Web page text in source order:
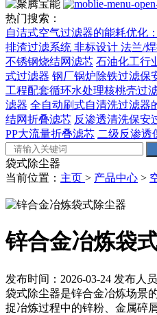
热门搜索：
自洁式空气过滤器的能耗优化
排渣过滤系统 非标设计 法兰/
不锈钢烧结网滤芯 石油化工行
式过滤器 钢厂锅炉除铁过滤保
工程配套循环水处理核桃壳过
滤器 全自动刷式自清洗过滤器
结网折叠滤芯 反渗透清洗保安
PP大流量折叠滤芯 二级反渗透
袋式除尘器
当前位置： 主页 > 产品中心 >
锌合金冶炼袋
发布时间：2026-03-24 发布人
袋式除尘器是锌合金冶炼场景
捉冶炼过程中的锌粉、金属碎